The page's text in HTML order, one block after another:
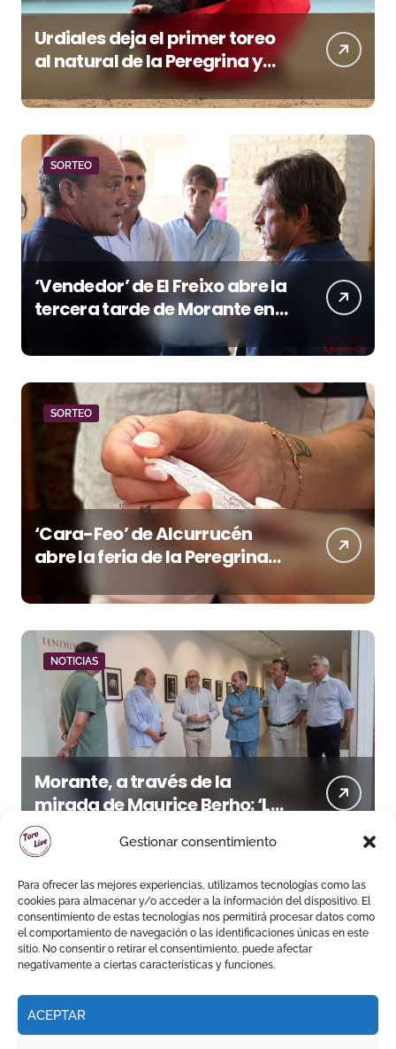
Gestionar consentimiento
Para ofrecer las mejores experiencias, utilizamos tecnologías como las
cookies para almacenar y/o acceder a la información del dispositivo. El
consentimiento de estas tecnologías nos permitirá procesar datos como
el comportamiento de navegación o las identificaciones únicas en este
sitio. No consentir o retirar el consentimiento, puede afectar
negativamente a ciertas características y funciones.
ACEPTAR
Urdiales deja el primer toreo
al natural de la Peregrina y
pierde premio con la espada
SORTEO
‘Vendedor’ de El Freixo abre la
tercera tarde de Morante en
la temporada portuense
SORTEO
‘Cara-Feo’ de Alcurrucén
abre la feria de la Peregrina
NOTICIAS
Morante, a través de la
mirada de Maurice Berho: ‘La
belleza del misterio’ llega a La
Malagueta